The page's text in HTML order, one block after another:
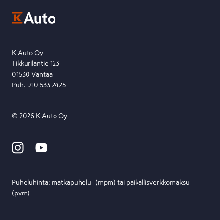
Etsi toimipiste
K Auto Oy
Tikkurilantie 123
01530 Vantaa
Puh. 010 533 2425
© 2026 K Auto Oy
Puheluhinta: matka­puhelu- (mpm) tai paikallis­verkko­maksu
(pvm)